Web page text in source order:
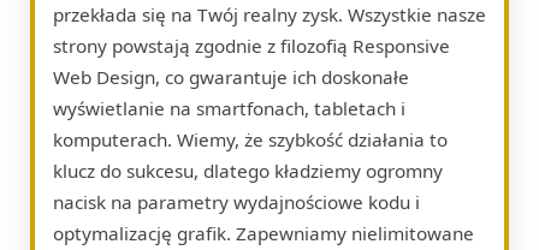
przekłada się na Twój realny zysk. Wszystkie nasze
strony powstają zgodnie z filozofią Responsive
Web Design, co gwarantuje ich doskonałe
wyświetlanie na smartfonach, tabletach i
komputerach. Wiemy, że szybkość działania to
klucz do sukcesu, dlatego kładziemy ogromny
nacisk na parametry wydajnościowe kodu i
optymalizację grafik. Zapewniamy nielimitowane